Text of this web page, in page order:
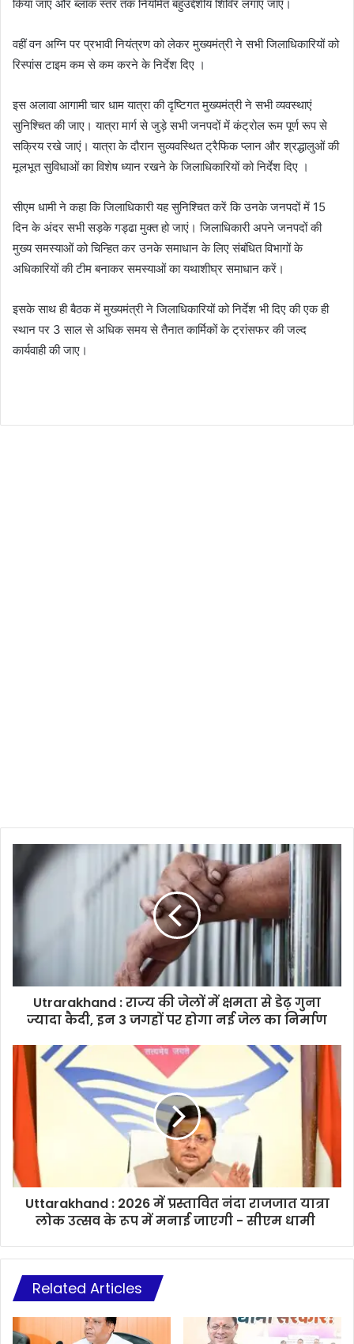
किया जाए और ब्लॉक स्तर तक नियमित बहुउद्देशीय शिविर लगाए जाए।
वहीं वन अग्नि पर प्रभावी नियंत्रण को लेकर मुख्यमंत्री ने सभी जिलाधिकारियों को
रिस्पांस टाइम कम से कम करने के निर्देश दिए ।
इस अलावा आगामी चार धाम यात्रा की दृष्टिगत मुख्यमंत्री ने सभी व्यवस्थाएं
सुनिश्चित की जाए। यात्रा मार्ग से जुड़े सभी जनपदों में कंट्रोल रूम पूर्ण रूप से
सक्रिय रखे जाएं। यात्रा के दौरान सुव्यवस्थित ट्रैफिक प्लान और श्रद्धालुओं की
मूलभूत सुविधाओं का विशेष ध्यान रखने के जिलाधिकारियों को निर्देश दिए ।
सीएम धामी ने कहा कि जिलाधिकारी यह सुनिश्चित करें कि उनके जनपदों में 15
दिन के अंदर सभी सड़के गड्ढा मुक्त हो जाएं। जिलाधिकारी अपने जनपदों की
मुख्य समस्याओं को चिन्हित कर उनके समाधान के लिए संबंधित विभागों के
अधिकारियों की टीम बनाकर समस्याओं का यथाशीघ्र समाधान करें।
इसके साथ ही बैठक में मुख्यमंत्री ने जिलाधिकारियों को निर्देश भी दिए की एक ही
स्थान पर 3 साल से अधिक समय से तैनात कार्मिकों के ट्रांसफर की जल्द
कार्यवाही की जाए।
Utrarakhand : राज्य की जेलों में क्षमता से डेढ़ गुना
ज्यादा कैदी, इन 3 जगहों पर होगा नई जेल का निर्माण
Uttarakhand : 2026 में प्रस्तावित नंदा राजजात यात्रा
लोक उत्सव के रूप में मनाई जाएगी - सीएम धामी
Related Articles